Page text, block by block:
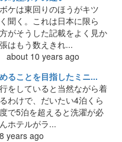
ケは東回りのほうがキツ
聞く。これは日本に限ら
がそうした記載をよく見か
はもう数えきれ...
about 10 years ago
ることを目指したミニ...
をしていると当然ながら着
わけで、だいたい4泊くら
で5泊を超えると洗濯が必
ホテルがラ...
ago